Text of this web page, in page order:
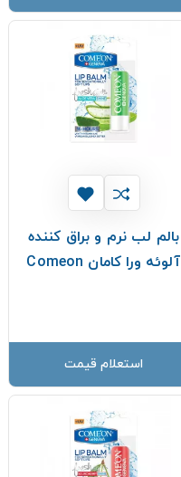
بالم لب نرم و براق کننده
آلوئه ورا کامان Comeon
استعلام قیمت